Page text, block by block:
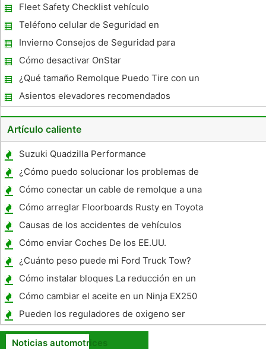
Fleet Safety Checklist vehículo
Teléfono celular de Seguridad en
Gasolineras
Invierno Consejos de Seguridad para
Coches
Cómo desactivar OnStar
¿Qué tamaño Remolque Puedo Tire con un
4.3 litros , motor de 6 cilindros ?
Asientos elevadores recomendados
Artículo caliente
Suzuki Quadzilla Performance
¿Cómo puedo solucionar los problemas de
transmisión automática en un Toyota
4Runner 1985?
Cómo conectar un cable de remolque a una
Minivan
Cómo arreglar Floorboards Rusty en Toyota
Truck
Causas de los accidentes de vehículos
Cómo enviar Coches De los EE.UU.
¿Cuánto peso puede mi Ford Truck Tow?
Cómo instalar bloques La reducción en un
S10
Cómo cambiar el aceite en un Ninja EX250
2005
Pueden los reguladores de oxigeno ser
fijo?
Noticias automotrices